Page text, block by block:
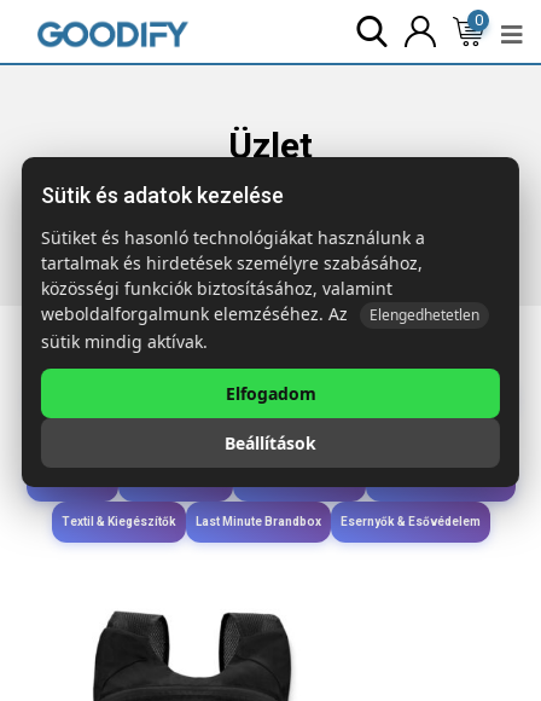
0
Üzlet
Főoldal Termékek Táskák & Utazás
sport hátizsák
Étkezés & Ivás
Wellness & Ápolás
Textil & Kiegészítők Last Minute Brandbox Esernyők & Esővédelem
Sütik és adatok kezelése
Sütiket és hasonló technológiákat használunk a
tartalmak és hirdetések személyre szabásához,
közösségi funkciók biztosításához, valamint
weboldalforgalmunk elemzéséhez. Az
Elengedhetetlen
sütik mindig aktívak.
Elfogadom
Beállítások